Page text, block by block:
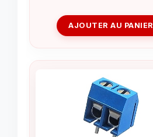
AJOUTER AU PANIER